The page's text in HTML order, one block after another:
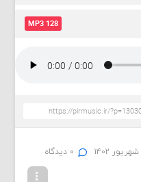
MP3 128
۰ دیدگاه